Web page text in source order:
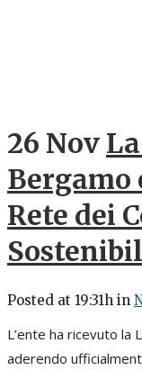
26 Nov
Rete dei
Posted at 19:31h in
L’ente ha ricevuto la
aderendo